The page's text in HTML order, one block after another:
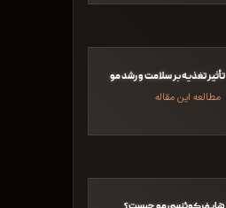
تأثیر تغذیه بر سلامت و رشد مو
مطالعه این مقاله